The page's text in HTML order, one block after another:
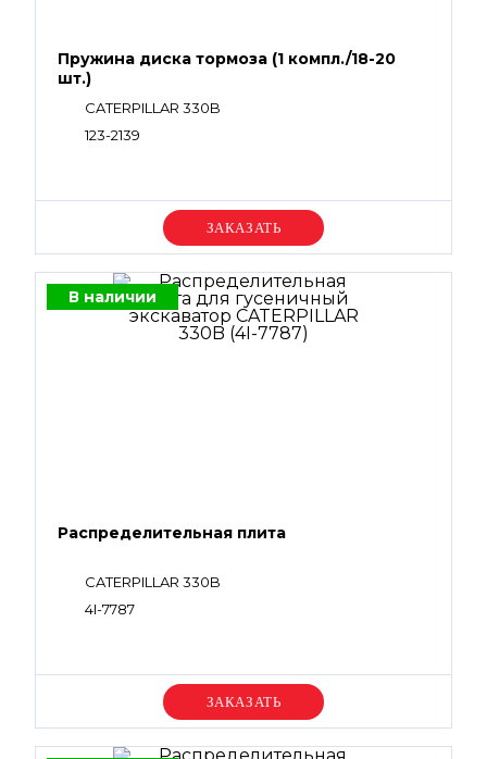
Пружина диска тормоза (1 компл./18-20
шт.)
CATERPILLAR 330B
123-2139
Уточняйте цену
В наличии
Распределительная плита
CATERPILLAR 330B
4I-7787
Уточняйте цену